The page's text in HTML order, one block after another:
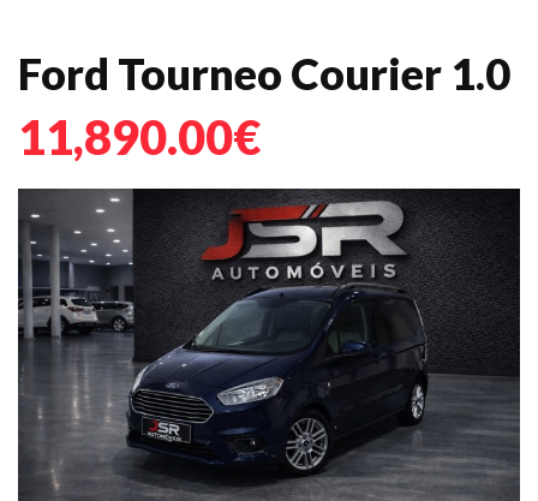
Ford Tourneo Courier 1.0
11,890.00€